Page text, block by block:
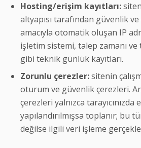
Hosting/erişim kayıtları:
altyapısı tarafından güvenlik
amacıyla otomatik oluşan IP
işletim sistemi, talep zamanı
gibi teknik günlük kayıtları.
Zorunlu çerezler:sitenin
oturum ve güvenlik çerezleri.
çerezleri yalnızca tarayıcınızda
yapılandırılmışsa toplanır; bu
değilse ilgili veri işleme